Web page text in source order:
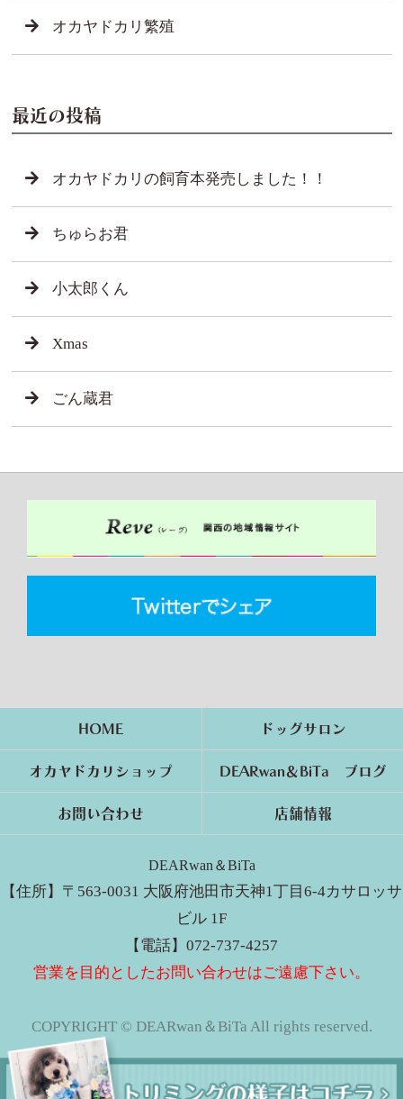
オカヤドカリ繁殖
最近の投稿
オカヤドカリの飼育本発売しました！！
ちゅらお君
小太郎くん
Xmas
ごん蔵君
HOME ドッグサロン
オカヤドカリショップ DEARwan＆BiTa ブログ
お問い合わせ 店舗情報
DEARwan＆BiTa
【住所】〒563-0031 大阪府池田市天神1丁目6-4カサロッサ
ビル 1F
【電話】072-737-4257
営業を目的としたお問い合わせはご遠慮下さい。
COPYRIGHT © DEARwan＆BiTa All rights reserved.